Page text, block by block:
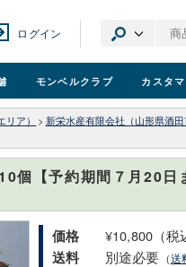
ログイン
モンベルクラブ カスタ
ア） > 新栄水産有限会社（山形県酒
個【予約期間７月20日
価格 ¥10,800（税
送料 別途必要 （送